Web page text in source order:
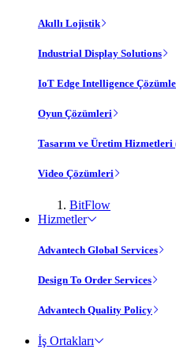
Akıllı Lojistik
Industrial Display Solutions
IoT Edge Intelligence
Oyun Çözümleri
Tasarım ve Üretim Hizmetleri
Video Çözümleri
BitFlow
Hizmetler
Advantech Global Services
Design To Order Services
Advantech Quality Policy
İş Ortakları